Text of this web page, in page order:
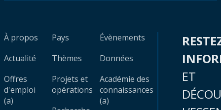
À propos
Actualité
Offres
d'emploi
(a)
Pays
Thèmes
Projets et
opérations
Évènements
Données
Académie des
connaissances
(a)
ET